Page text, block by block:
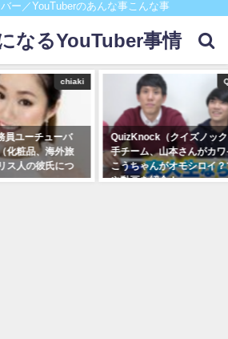
ー／YouTuberのあんな事こんな事
なるYouTuber事情
chiaki
員ユーチューバ
化粧品、海外旅
ス人の彼氏につ
QuizKnock（クイズノッ
手チーム、山本さんがカワ
こうちゃんがオモシロイ？
や動画を紹介！